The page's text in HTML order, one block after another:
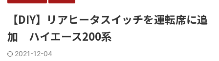
【DIY】リアヒータスイッチを運転席に追
加 ハイエース200系
2021-12-04